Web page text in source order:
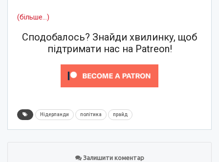
(більше…)
Сподобалось? Знайди хвилинку, щоб
підтримати нас на Patreon!
Нідерланди політика прайд
Залишити коментар